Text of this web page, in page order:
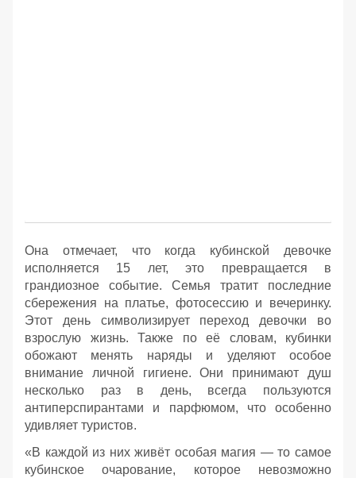
Она отмечает, что когда кубинской девочке
исполняется 15 лет, это превращается в
грандиозное событие. Семья тратит последние
сбережения на платье, фотосессию и вечеринку.
Этот день символизирует переход девочки во
взрослую жизнь. Также по её словам, кубинки
обожают менять наряды и уделяют особое
внимание личной гигиене. Они принимают душ
несколько раз в день, всегда пользуются
антиперспирантами и парфюмом, что особенно
удивляет туристов.
«В каждой из них живёт особая магия — то самое
кубинское очарование, которое невозможно